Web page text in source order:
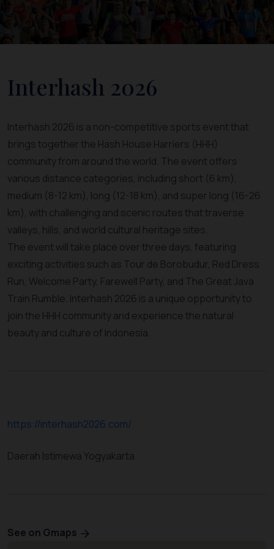
Interhash 2026
Interhash 2026 is a non-competitive sports event that
brings together the Hash House Harriers (HHH)
community from around the world. The event offers
various distance categories, including short (6 km),
medium (8-12 km), long (12-18 km), and super long (16-26
km), with challenging and scenic routes that traverse
valleys, hills, and world cultural heritage sites.
The event will take place over three days, featuring
exciting activities such as Tour de Borobudur, Red Dress
Run, Welcome Party, Farewell Party, and The Great Java
Train Rumble. Interhash 2026 is a unique opportunity to
join the HHH community and experience the natural
beauty and culture of Indonesia.
https://interhash2026.com/
Daerah Istimewa Yogyakarta
See on Gmaps